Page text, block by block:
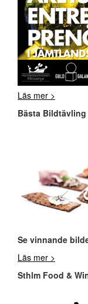
Läs mer >
Bästa Bildtävling
Se vinnande
Läs mer >
Sthlm Food &